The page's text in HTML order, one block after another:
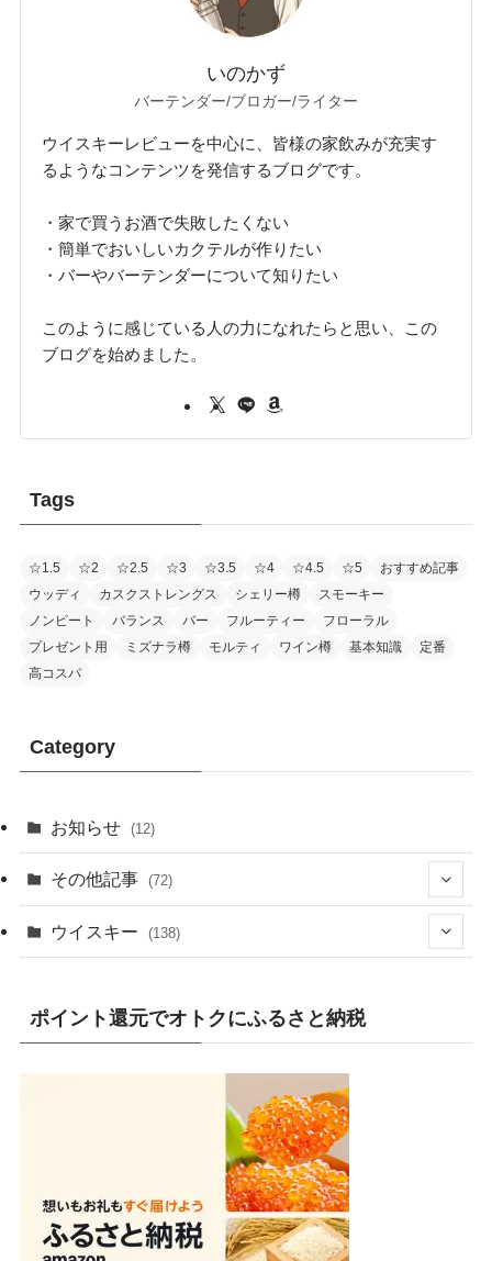
いのかず
バーテンダー/ブロガー/ライター
ウイスキーレビューを中心に、皆様の家飲みが充実す
るようなコンテンツを発信するブログです。
・家で買うお酒で失敗したくない
・簡単でおいしいカクテルが作りたい
・バーやバーテンダーについて知りたい
このように感じている人の力になれたらと思い、この
ブログを始めました。
Tags
☆1.5 ☆2 ☆2.5 ☆3 ☆3.5 ☆4 ☆4.5 ☆5
おすすめ記事
ウッディ
カスクストレングス シェリー樽
スモーキー
ノンピート
バランス バー フルーティー
フローラル
プレゼント用
ミズナラ樽 モルティ ワイン樽 基本知識
定番
高コスパ
Category
お知らせ (12)
その他記事 (72)
(7)
(10)
(8)
(5)
(20)
(9)
(10)
(2)
ウイスキー (138)
(1)
(4)
(19)
(1)
(13)
(1)
(2)
(47)
(9)
ポイント還元でオトクにふるさと納税